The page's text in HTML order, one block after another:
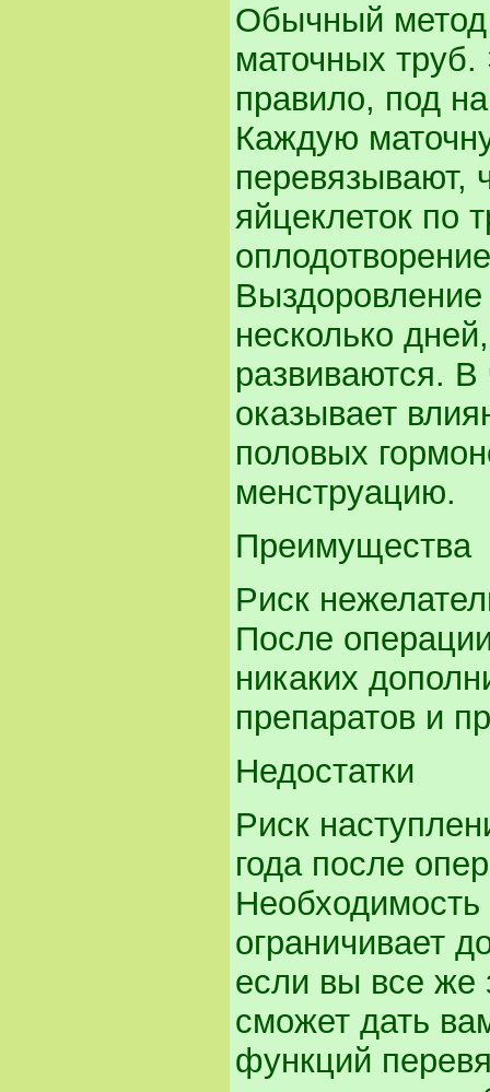
Обычный метод
маточных труб.
правило, под
Каждую
перевязывают,
яйцеклеток по
несколько
развиваются. В
оказывает
половых
менструацию.
Преимущества
Риск
После
никаких
препаратов и
Недостатки
Риск
года после
Необходимость
ограничивает
если вы все же
сможет дать
функций